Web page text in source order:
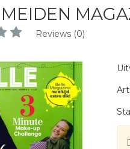
groepen
voor
Reviews (0)